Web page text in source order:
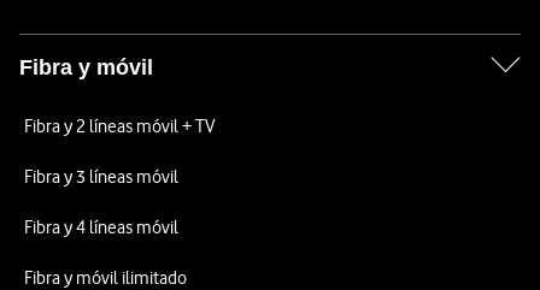
Fibra y móvil
Fibra y 2 líneas móvil + TV
Fibra y 3 líneas móvil
Fibra y 4 líneas móvil
Fibra y móvil ilimitado